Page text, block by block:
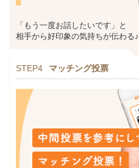
「もう一度お話したいです」と
相手から好印象の気持ちが伝わる♪
STEP4 マッチング投票